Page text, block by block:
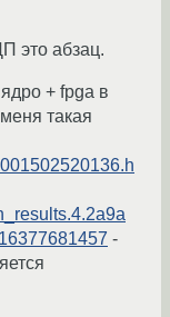
это абзац.
+ fpga в
такая
-